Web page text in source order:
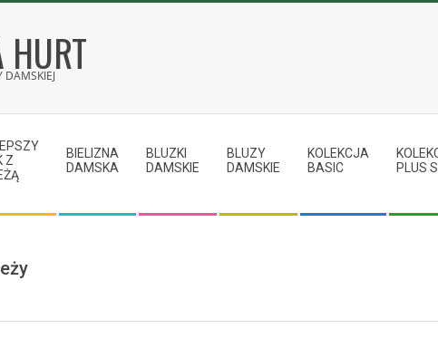
Z
BIELIZNA
DAMSKA
BLUZKI
DAMSKIE
BLUZY
DAMSKIE
KOLEKCJA
BASIC
PLUS